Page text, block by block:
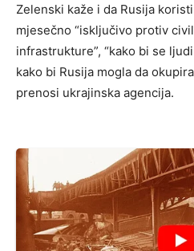
Zelenski kaže i da Rusija
mjesečno “isključivo protiv
infrastrukture”, “kako bi se
kako bi Rusija mogla da
prenosi ukrajinska agencija.